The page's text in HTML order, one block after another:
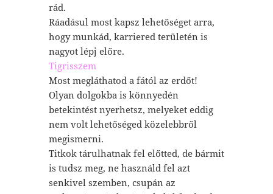
rád.
Ráadásul most kapsz lehetőséget arra,
hogy munkád, karriered területén is
nagyot lépj előre.
Tigrisszem
Most megláthatod a fától az erdőt!
Olyan dolgokba is könnyedén
betekintést nyerhetsz, melyeket eddig
nem volt lehetőséged közelebbről
megismerni.
Titkok tárulhatnak fel előtted, de bármit
is tudsz meg, ne használd fel azt
senkivel szemben, csupán az